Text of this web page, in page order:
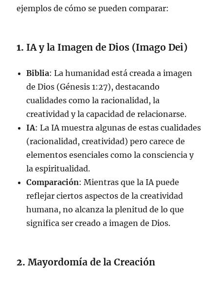
ejemplos de cómo se pueden comparar:
1.IA y la Imagen de Dios (Imago Dei)
Biblia: La humanidad está creada a imagen
de Dios (Génesis 1:27), destacando
cualidades como la racionalidad, la
creatividad y la capacidad de relacionarse.
IA: La IA muestra algunas de estas cualidades
(racionalidad, creatividad) pero carece de
elementos esenciales como la consciencia y
la espiritualidad.
Comparación: Mientras que la IA puede
reflejar ciertos aspectos de la creatividad
humana, no alcanza la plenitud de lo que
significa ser creado a imagen de Dios.
2.Mayordomía de la Creación